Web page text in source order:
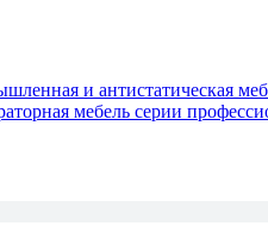
и антистатическая
мебель серии